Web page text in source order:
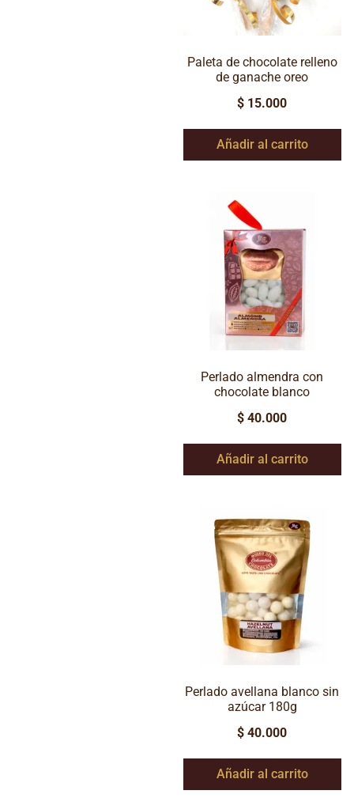
Paleta de chocolate relleno
de ganache oreo
$ 15.000
Añadir al carrito
Perlado almendra con
chocolate blanco
$ 40.000
Añadir al carrito
Perlado avellana blanco sin
azúcar 180g
$ 40.000
Añadir al carrito